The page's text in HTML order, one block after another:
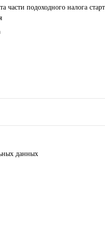
части подоходного налога
данных